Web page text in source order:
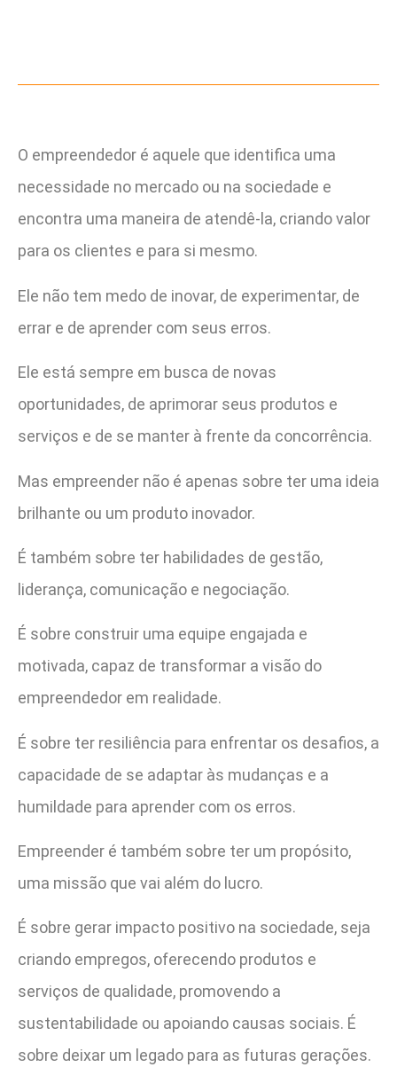
O empreendedor é aquele que identifica uma
necessidade no mercado ou na sociedade e
encontra uma maneira de atendê-la, criando valor
para os clientes e para si mesmo.
Ele não tem medo de inovar, de experimentar, de
errar e de aprender com seus erros.
Ele está sempre em busca de novas
oportunidades, de aprimorar seus produtos e
serviços e de se manter à frente da concorrência.
Mas empreender não é apenas sobre ter uma ideia
brilhante ou um produto inovador.
É também sobre ter habilidades de gestão,
liderança, comunicação e negociação.
É sobre construir uma equipe engajada e
motivada, capaz de transformar a visão do
empreendedor em realidade.
É sobre ter resiliência para enfrentar os desafios, a
capacidade de se adaptar às mudanças e a
humildade para aprender com os erros.
Empreender é também sobre ter um propósito,
uma missão que vai além do lucro.
É sobre gerar impacto positivo na sociedade, seja
criando empregos, oferecendo produtos e
serviços de qualidade, promovendo a
sustentabilidade ou apoiando causas sociais. É
sobre deixar um legado para as futuras gerações.